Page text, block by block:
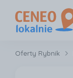
Oferty Rybnik